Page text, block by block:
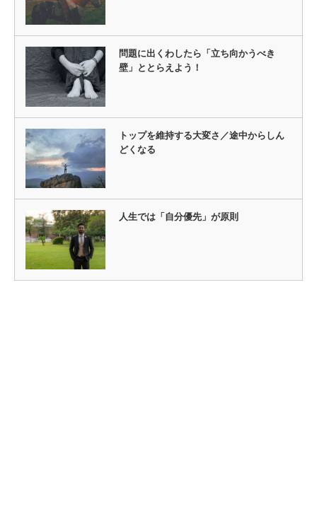
問題に出くわしたら「立ち向かうべき
壁」ととらえよう！
トップを維持する大変さ／途中からしん
どくなる
人生では「自分優先」が原則